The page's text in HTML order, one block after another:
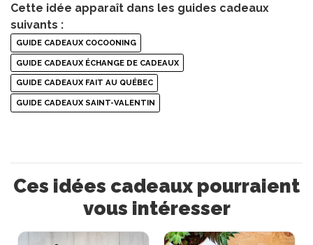
Cette idée apparaît dans les guides cadeaux
suivants :
GUIDE CADEAUX COCOONING
GUIDE CADEAUX ÉCHANGE DE CADEAUX
GUIDE CADEAUX FAIT AU QUÉBEC
GUIDE CADEAUX SAINT-VALENTIN
Ces idées cadeaux pourraient
vous intéresser